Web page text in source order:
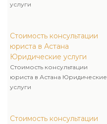
услуги
Стоимость консультации
юриста в Астана
Юридические услуги
Стоимость консультации
юриста в Астана Юридические
услуги
Стоимость консультации